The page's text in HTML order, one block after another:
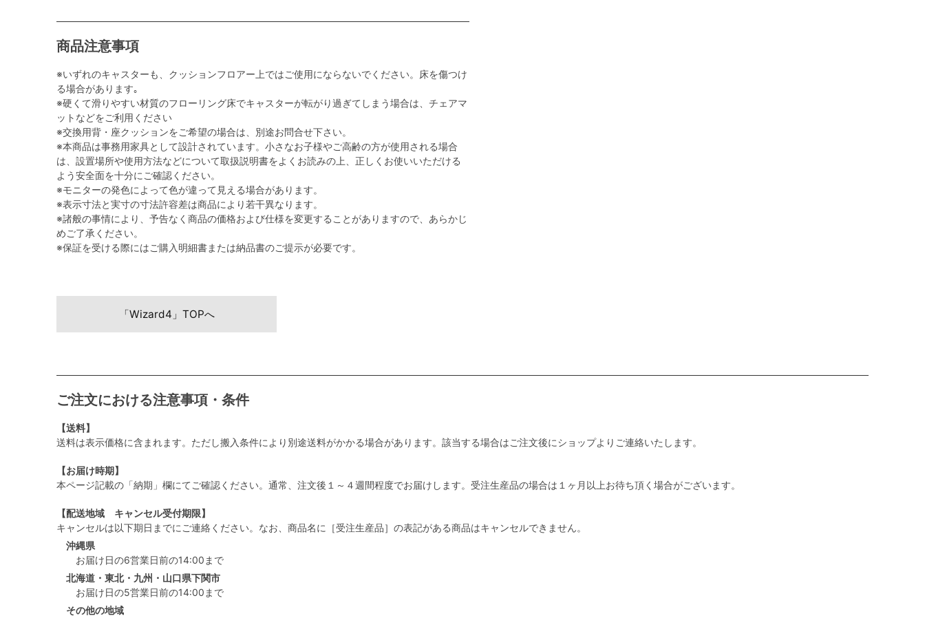
商品注意事項
※いずれのキャスターも、クッションフロアー上ではご使用にならないでください。床を傷つけ
る場合があります｡
※硬くて滑りやすい材質のフローリング床でキャスターが転がり過ぎてしまう場合は、チェアマ
ットなどをご利用ください
※交換用背・座クッションをご希望の場合は、別途お問合せ下さい。
※本商品は事務用家具として設計されています。小さなお子様やご高齢の方が使用される場合
は、設置場所や使用方法などについて取扱説明書をよくお読みの上、正しくお使いいただける
よう安全面を十分にご確認ください。
※モニターの発色によって色が違って見える場合があります。
※表示寸法と実寸の寸法許容差は商品により若干異なります。
※諸般の事情により、予告なく商品の価格および仕様を変更することがありますので、あらかじ
めご了承ください。
※保証を受ける際にはご購入明細書または納品書のご提示が必要です。
「Wizard4」TOPへ
ご注文における注意事項・条件
【送料】
送料は表示価格に含まれます。ただし搬入条件により別途送料がかかる場合があります。該当する場合はご注文後にショップよりご連絡いたします。
【お届け時期】
本ページ記載の「納期」欄にてご確認ください。通常、注文後１～４週間程度でお届けします。受注生産品の場合は１ヶ月以上お待ち頂く場合がございます。
【配送地域 キャンセル受付期限】
キャンセルは以下期日までにご連絡ください。なお、商品名に［受注生産品］の表記がある商品はキャンセルできません。
沖縄県
お届け日の6営業日前の14:00まで
北海道・東北・九州・山口県下関市
お届け日の5営業日前の14:00まで
その他の地域